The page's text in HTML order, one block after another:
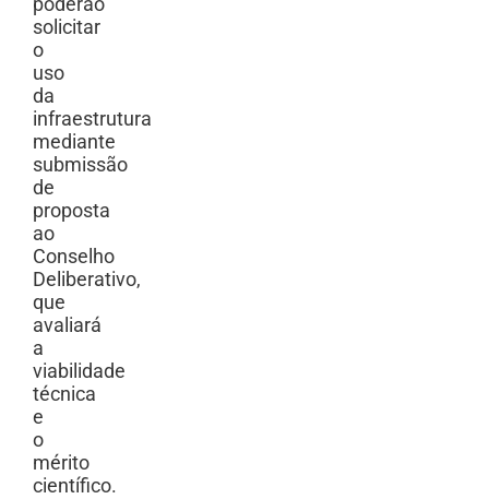
poderão
solicitar
o
uso
da
infraestrutura
mediante
submissão
de
proposta
ao
Conselho
Deliberativo,
que
avaliará
a
viabilidade
técnica
e
o
mérito
científico.